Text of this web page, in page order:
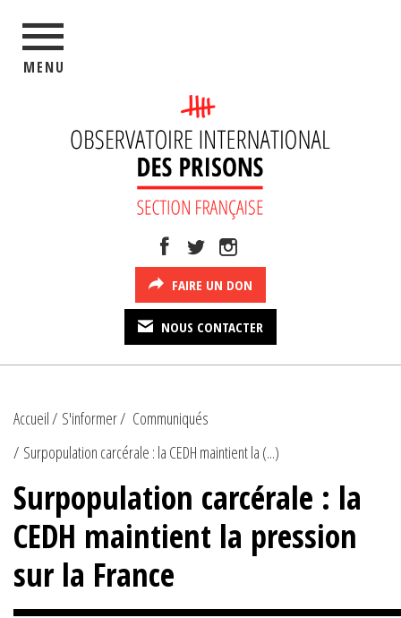
MENU
FAIRE UN DON
NOUS CONTACTER
Accueil S'informer
Communiqués
Surpopulation carcérale : la CEDH maintient la (...)
Surpopulation carcérale : la
CEDH maintient la pression
sur la France